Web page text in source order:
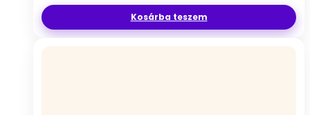
Kosárba teszem